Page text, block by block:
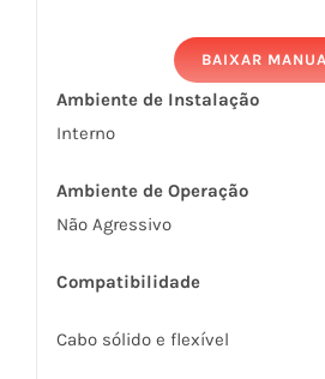
BAIXAR
Ambiente de Instalação
Interno
Ambiente de Operação
Não Agressivo
Compatibilidade
Cabo sólido e flexível